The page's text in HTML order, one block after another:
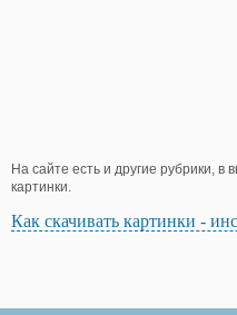
На сайте есть и другие рубрики, в
картинки.
Как скачивать картинки -